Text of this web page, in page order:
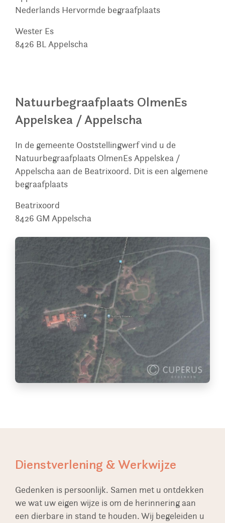
Nederlands Hervormde begraafplaats
Wester Es
8426 BLAppelscha
Natuurbegraafplaats OlmenEs
Appelskea / Appelscha
In de gemeente Ooststellingwerf vind u de
Natuurbegraafplaats OlmenEs Appelskea /
Appelscha aan de Beatrixoord. Dit is een algemene
begraafplaats
Beatrixoord
8426 GM Appelscha
Dienstverlening & Werkwijze
Gedenken is persoonlijk. Samen met u ontdekken
we wat uw eigen wijze is om de herinnering aan
een dierbare in stand te houden. Wij begeleiden u